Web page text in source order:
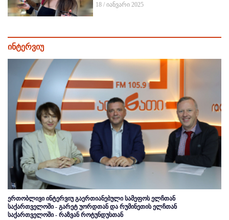
18 / იანვარი 2025
ინტერვიუ
ერთობლივი ინტერვიუ გაერთიანებული სამეფოს ელჩთან
საქართველოში - გარეტ უორდთან და რუმინეთის ელჩთან
საქართველოში - რაზვან როტუნდუსთან